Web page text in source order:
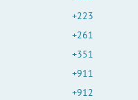
+223
+261
+351
+911
+912